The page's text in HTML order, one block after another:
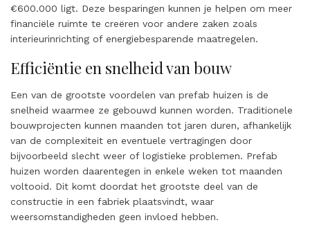
€600.000 ligt. Deze besparingen kunnen je helpen om meer
financiële ruimte te creëren voor andere zaken zoals
interieurinrichting of energiebesparende maatregelen.
Efficiëntie en snelheid van bouw
Een van de grootste voordelen van prefab huizen is de
snelheid waarmee ze gebouwd kunnen worden. Traditionele
bouwprojecten kunnen maanden tot jaren duren, afhankelijk
van de complexiteit en eventuele vertragingen door
bijvoorbeeld slecht weer of logistieke problemen. Prefab
huizen worden daarentegen in enkele weken tot maanden
voltooid. Dit komt doordat het grootste deel van de
constructie in een fabriek plaatsvindt, waar
weersomstandigheden geen invloed hebben.